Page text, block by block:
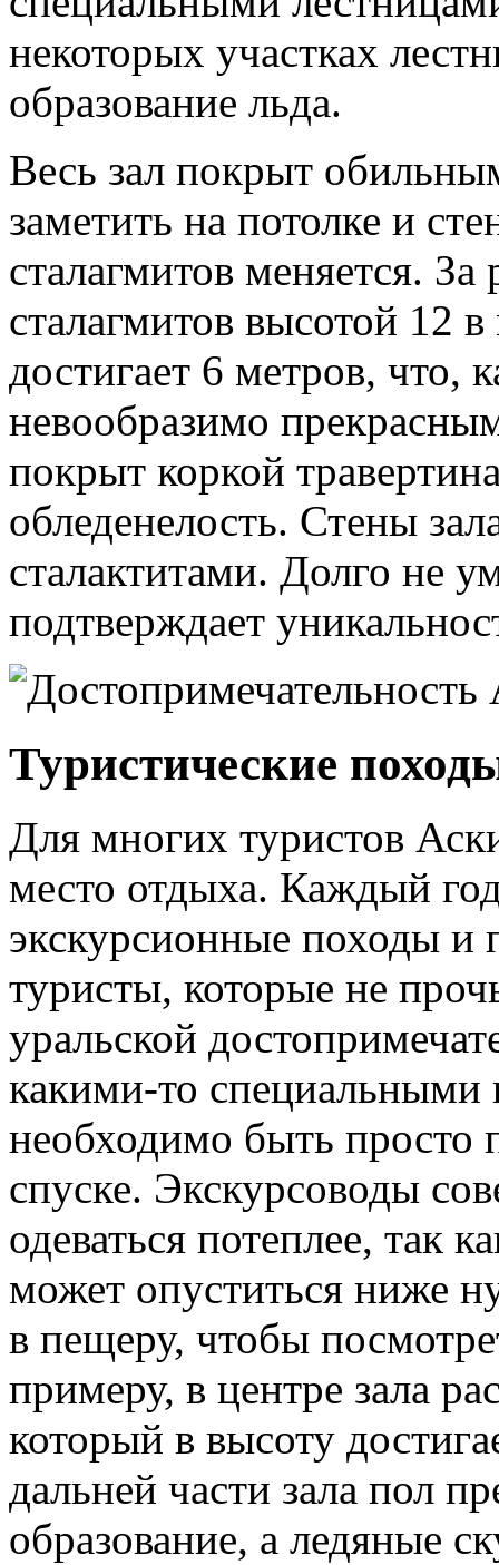
некоторых участках
образование льда.
Весь зал покрыт
заметить на потолке и
сталагмитов меняется.
сталагмитов высотой 12
достигает 6 метров, что,
невообразимо
покрыт коркой
обледенелость. Стены
сталактитами. Долго не
подтверждает
Туристические
Для многих туристов
место отдыха. Каждый
экскурсионные походы и
туристы, которые не
уральской
какими-то специальными
необходимо быть просто
спуске. Экскурсоводы
одеваться потеплее, так
может опуститься ниже
в пещеру, чтобы
примеру, в центре зала
который в высоту
дальней части зала пол
образование, а ледяные